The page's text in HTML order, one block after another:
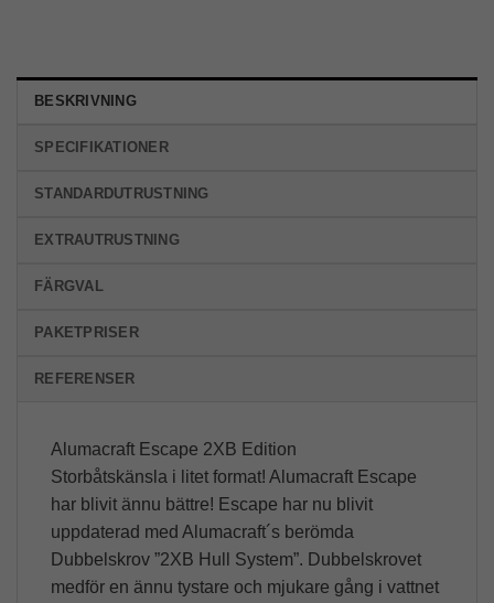
BESKRIVNING
SPECIFIKATIONER
STANDARDUTRUSTNING
EXTRAUTRUSTNING
FÄRGVAL
PAKETPRISER
REFERENSER
Alumacraft Escape 2XB Edition
Storbåtskänsla i litet format! Alumacraft Escape
har blivit ännu bättre! Escape har nu blivit
uppdaterad med Alumacraft´s berömda
Dubbelskrov ”2XB Hull System”. Dubbelskrovet
medför en ännu tystare och mjukare gång i vattnet